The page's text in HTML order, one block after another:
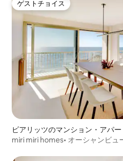
ゲストチョイス
ゲストチョイス
ビアリッツのマンション・アパー
miri miri homes• オーシャンビュ